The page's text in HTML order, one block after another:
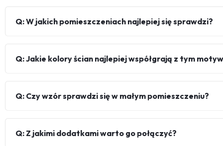
Q: W jakich pomieszczeniach najlepiej się sprawdzi?
Q: Jakie kolory ścian najlepiej współgrają z tym
Q: Czy wzór sprawdzi się w małym pomieszczeniu?
Q: Z jakimi dodatkami warto go połączyć?